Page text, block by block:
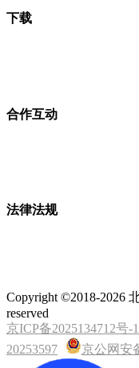
下载
合作互动
法律法规
Copyright ©2018-2026
reserved
京ICP备2025134712号-1
20253597
京公网安